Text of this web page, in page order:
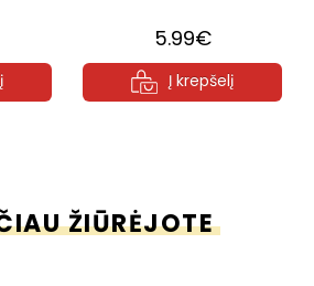
5.99€
Į krepšelį
ŽIŪRĖJOTE